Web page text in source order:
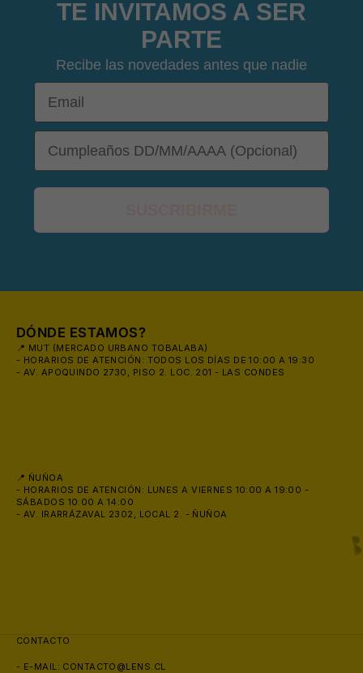
TE INVITAMOS A SER
PARTE
Recibe las novedades antes que nadie
Email
DOB
DÓNDE ESTAMOS?
📍 MUT (MERCADO URBANO TOBALABA)
- HORARIOS DE ATENCIÓN: TODOS LOS DÍAS DE 10:00 A 19:30
- AV. APOQUINDO 2730, PISO 2. LOC. 201 - LAS CONDES
📍 ÑUÑOA
- HORARIOS DE ATENCIÓN: LUNES A VIERNES 10:00 A 19:00 -
SÁBADOS 10:00 A 14:00
- AV. IRARRÁZAVAL 2302, LOCAL 2. - ÑUÑOA
CONTACTO
- E-MAIL: CONTACTO@LENS.CL